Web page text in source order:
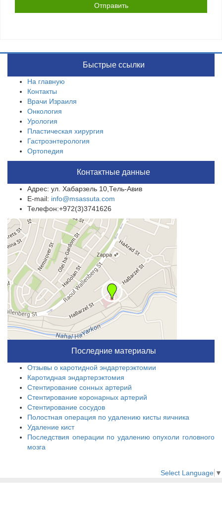
Быстрые ссылки
На главную
Контакты
Врачи Израиля
Онкология
Урология
Пластическая хирургия
Гастроэнтерология
Ортопедия
Контактные данные
Адрес: ул. Хабарзель 10,Тель-Авив
E-mail: info@msassuta.com
Телефон:+972(3)3741626
Последние материалы
Отзывы о каротидной эндартерэктомии
Каротидная эндартерэктомия
Стентирование сонных артерий
Стентирование коронарных артерий
Стентирование сосудов
Полостная операция по удалению кисты яичника
Удаление кист
Последствия операции по удалению опухоли головного
мозга
Select Language ▼